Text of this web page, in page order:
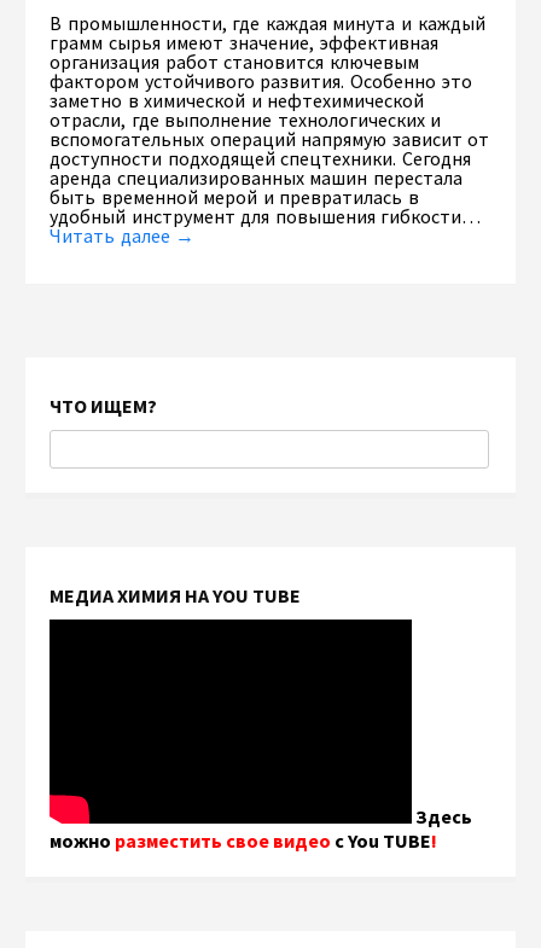
В промышленности, где каждая минута и каждый
грамм сырья имеют значение, эффективная
организация работ становится ключевым
фактором устойчивого развития. Особенно это
заметно в химической и нефтехимической
отрасли, где выполнение технологических и
вспомогательных операций напрямую зависит от
доступности подходящей спецтехники. Сегодня
аренда специализированных машин перестала
быть временной мерой и превратилась в
удобный инструмент для повышения гибкости…
Читать далее →
ЧТО ИЩЕМ?
МЕДИА ХИМИЯ НА YOU TUBE
Здесь
можно разместить свое видео с You TUBE!